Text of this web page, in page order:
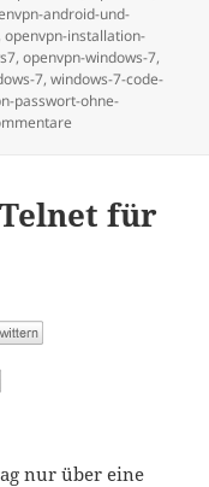
android-und-
,openvpn-installation-
,openvpn-windows-7,
7,windows-7-code-
passwort-ohne-
für
nur über eine